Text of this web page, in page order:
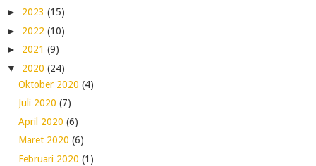
► 2023 (15)
► 2022 (10)
► 2021 (9)
▼ 2020 (24)
Oktober 2020 (4)
Juli 2020 (7)
April 2020 (6)
Maret 2020 (6)
Februari 2020 (1)